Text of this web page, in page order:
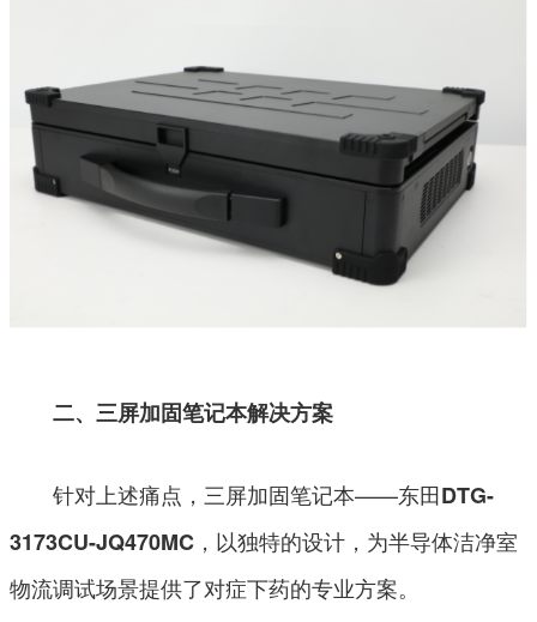
二、三屏加固笔记本解决方案
针对上述痛点，三屏加固笔记本——东田DTG-
3173CU-JQ470MC ，以独特的设计，为半导体洁净室
物流调试场景提供了对症下药的专业方案。